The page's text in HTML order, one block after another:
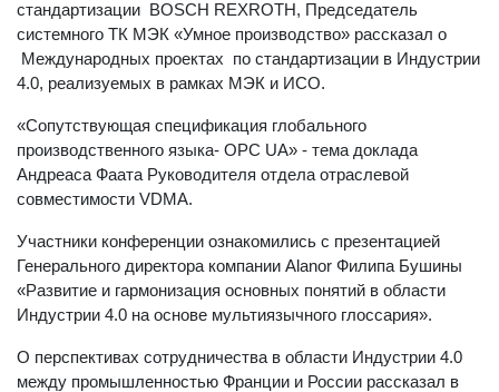
Удо Бауш - Глава отдела стратегии международной
стандартизации BOSCH REXROTH, Председатель
системного ТК МЭК «Умное производство» рассказал о
Международных проектах по стандартизации в Индустрии
«Сопутствующая спецификация глобального
производственного языка- OPC UA» - тема доклада
Андреаса Фаата Руководителя отдела отраслевой
Участники конференции ознакомились с презентацией
Генерального директора компании Alanor Филипа Бушины
«Развитие и гармонизация основных понятий в области
О перспективах сотрудничества в области Индустрии 4.0